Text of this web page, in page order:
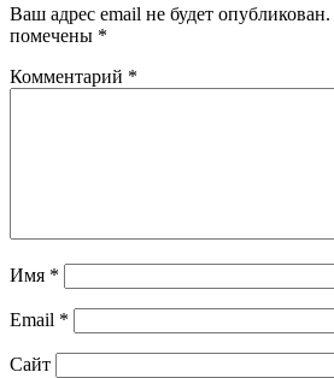
Ваш адрес email не будет опубликован.
помечены *
Комментарий *
Имя *
Email *
Сайт